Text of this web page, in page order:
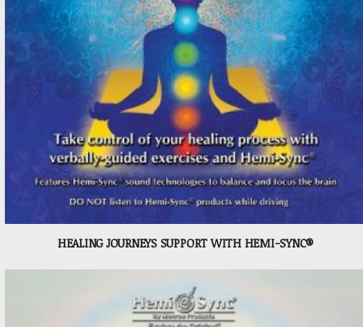
HEALING JOURNEYS SUPPORT WITH HEMI-SYNC®